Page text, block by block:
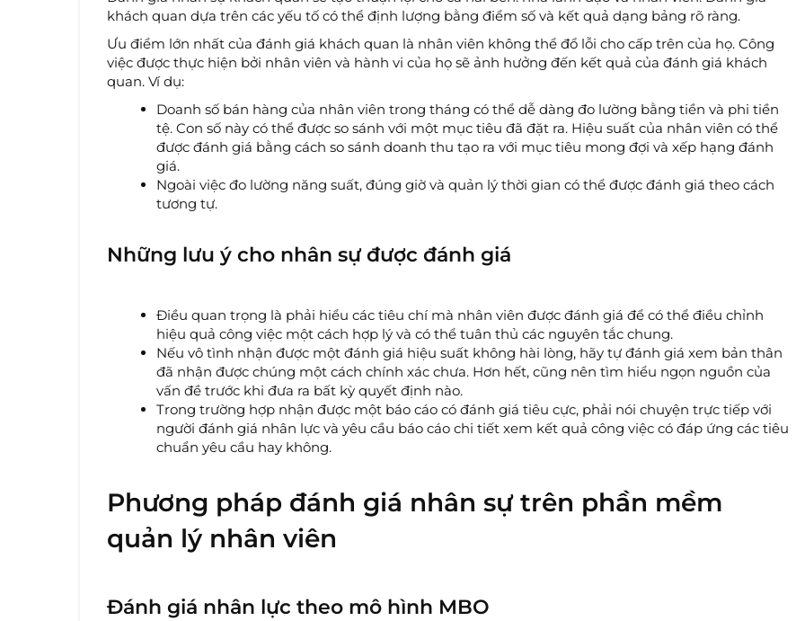
khách quan dựa trên các yếu tố có thể định lượng bằng điểm số và kết quả dạng bảng rõ ràng.
Ưu điểm lớn nhất của đánh giá khách quan là nhân viên không thể đổ lỗi cho cấp trên của họ. Công
việc được thực hiện bởi nhân viên và hành vi của họ sẽ ảnh hưởng đến kết quả của đánh giá khách
quan. Ví dụ:
Doanh số bán hàng của nhân viên trong tháng có thể dễ dàng đo lường bằng tiền và phi tiền
tệ. Con số này có thể được so sánh với một mục tiêu đã đặt ra. Hiệu suất của nhân viên có thể
được đánh giá bằng cách so sánh doanh thu tạo ra với mục tiêu mong đợi và xếp hạng đánh
giá.
Ngoài việc đo lường năng suất, đúng giờ và quản lý thời gian có thể được đánh giá theo cách
tương tự.
Những lưu ý cho nhân sự được đánh giá
Điều quan trọng là phải hiểu các tiêu chí mà nhân viên được đánh giá để có thể điều chỉnh
hiệu quả công việc một cách hợp lý và có thể tuân thủ các nguyên tắc chung.
Nếu vô tình nhận được một đánh giá hiệu suất không hài lòng, hãy tự đánh giá xem bản thân
đã nhận được chúng một cách chính xác chưa. Hơn hết, cũng nên tìm hiểu ngọn nguồn của
vấn đề trước khi đưa ra bất kỳ quyết định nào.
Trong trường hợp nhận được một báo cáo có đánh giá tiêu cực, phải nói chuyện trực tiếp với
người đánh giá nhân lực và yêu cầu báo cáo chi tiết xem kết quả công việc có đáp ứng các tiêu
chuẩn yêu cầu hay không.
Phương pháp đánh giá nhân sự trên phần mềm
quản lý nhân viên
Đánh giá nhân lực theo mô hình MBO